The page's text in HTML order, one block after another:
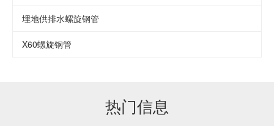
埋地供排水螺旋钢管
X60螺旋钢管
热门信息